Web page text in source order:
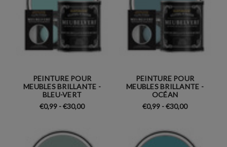
PEINTURE POUR
MEUBLES BRILLANTE -
BLEU-VERT
€0,99 - €30,00
PEINTURE POUR
MEUBLES BRILLANTE -
OCÉAN
€0,99 - €30,00